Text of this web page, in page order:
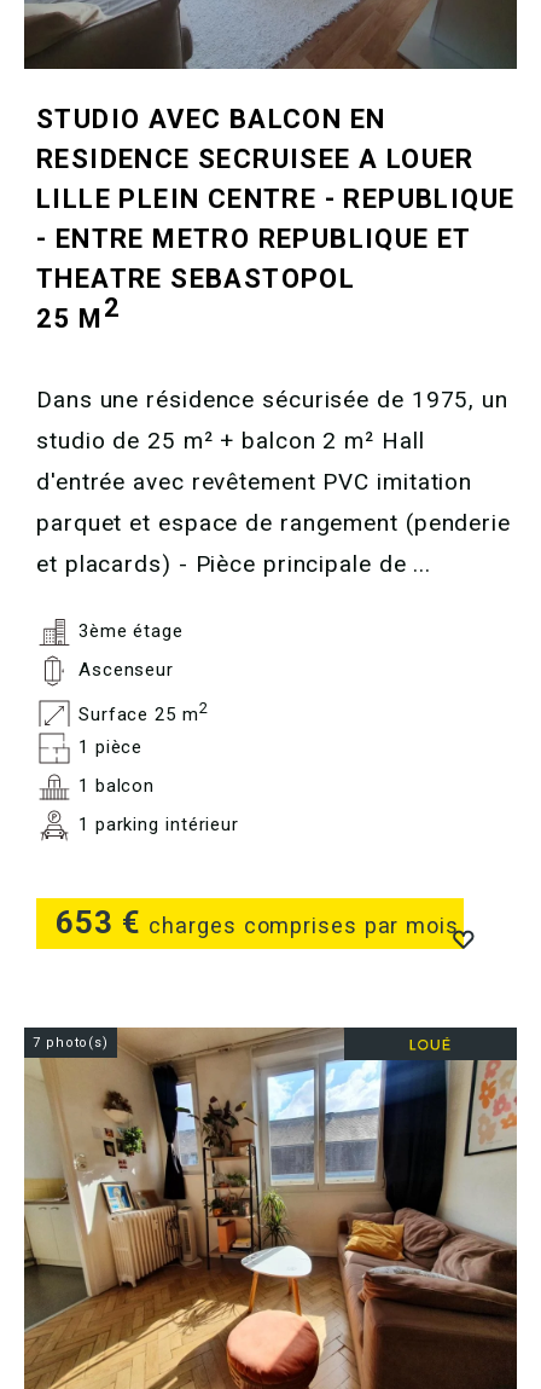
STUDIO AVEC BALCON EN
RESIDENCE SECRUISEE A LOUER
LILLE PLEIN CENTRE - REPUBLIQUE
- ENTRE METRO REPUBLIQUE ET
THEATRE SEBASTOPOL
25 M2
653 € charges comprises par mois
Dans une résidence sécurisée de 1975, un
studio de 25 m² + balcon 2 m² Hall
d'entrée avec revêtement PVC imitation
parquet et espace de rangement (penderie
et placards) - Pièce principale de ...
3ème étage
Ascenseur
Surface 25 m2
1 pièce
1 balcon
1 parking intérieur
7 photo(s)